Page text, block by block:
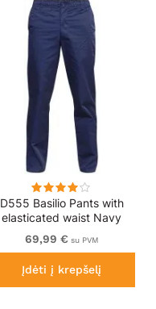
D555 Basilio Pants with
elasticated waist Navy
69,99 € su PVM
Įdėti į krepšelį